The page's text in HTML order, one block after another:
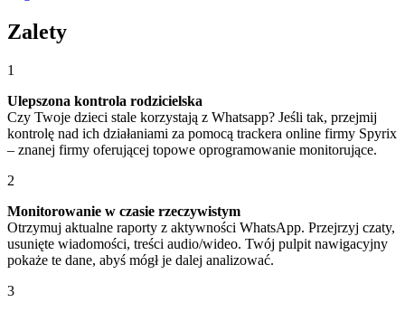
Zalety
1
Ulepszona kontrola rodzicielska
Czy Twoje dzieci stale korzystają z Whatsapp? Jeśli tak, przejmij
kontrolę nad ich działaniami za pomocą trackera online firmy Spyrix
– znanej firmy oferującej topowe oprogramowanie monitorujące.
2
Monitorowanie w czasie rzeczywistym
Otrzymuj aktualne raporty z aktywności WhatsApp. Przejrzyj czaty,
usunięte wiadomości, treści audio/wideo. Twój pulpit nawigacyjny
pokaże te dane, abyś mógł je dalej analizować.
3